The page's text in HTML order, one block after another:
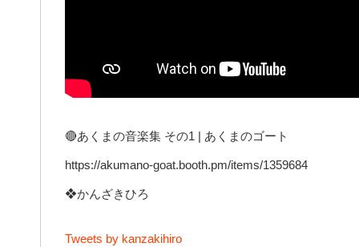
🔴あくまの音楽集 その1 | あくまのゴート
https://akumano-goat.booth.pm/items/1359684
❖かんざきひろ
Tweets by kanzakihiro